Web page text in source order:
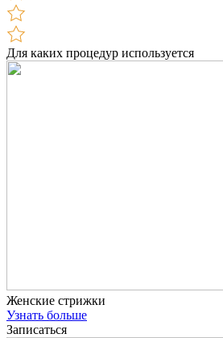
Для каких процедур используется
Женские стрижки
Узнать больше
Записаться